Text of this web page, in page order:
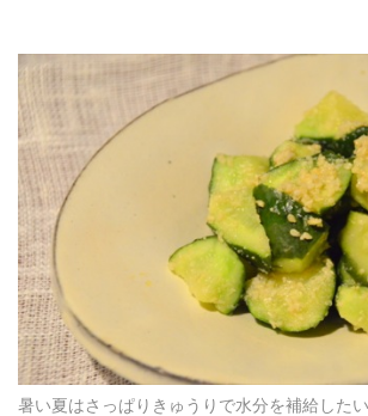
暑い夏はさっぱりきゅうりで水分を補給した